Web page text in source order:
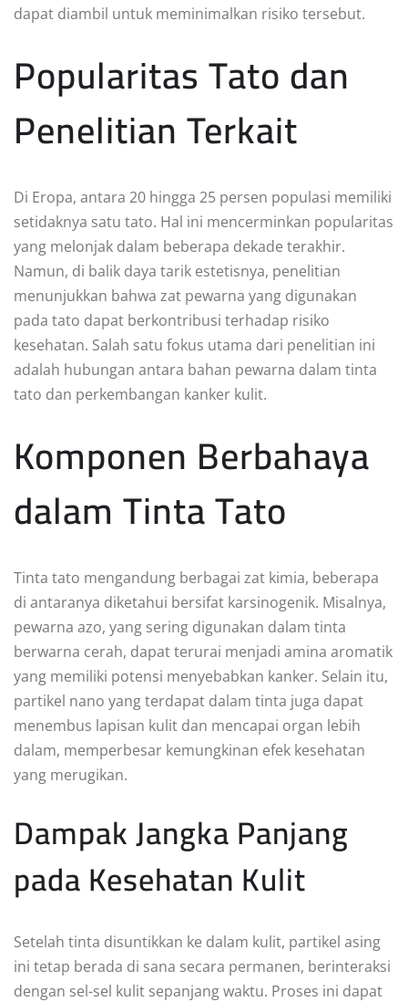
dapat diambil untuk meminimalkan risiko tersebut.
Popularitas Tato dan
Penelitian Terkait
Di Eropa, antara 20 hingga 25 persen populasi memiliki
setidaknya satu tato. Hal ini mencerminkan popularitas
yang melonjak dalam beberapa dekade terakhir.
Namun, di balik daya tarik estetisnya, penelitian
menunjukkan bahwa zat pewarna yang digunakan
pada tato dapat berkontribusi terhadap risiko
kesehatan. Salah satu fokus utama dari penelitian ini
adalah hubungan antara bahan pewarna dalam tinta
tato dan perkembangan kanker kulit.
Komponen Berbahaya
dalam Tinta Tato
Tinta tato mengandung berbagai zat kimia, beberapa
di antaranya diketahui bersifat karsinogenik. Misalnya,
pewarna azo, yang sering digunakan dalam tinta
berwarna cerah, dapat terurai menjadi amina aromatik
yang memiliki potensi menyebabkan kanker. Selain itu,
partikel nano yang terdapat dalam tinta juga dapat
menembus lapisan kulit dan mencapai organ lebih
dalam, memperbesar kemungkinan efek kesehatan
yang merugikan.
Dampak Jangka Panjang
pada Kesehatan Kulit
Setelah tinta disuntikkan ke dalam kulit, partikel asing
ini tetap berada di sana secara permanen, berinteraksi
dengan sel-sel kulit sepanjang waktu. Proses ini dapat